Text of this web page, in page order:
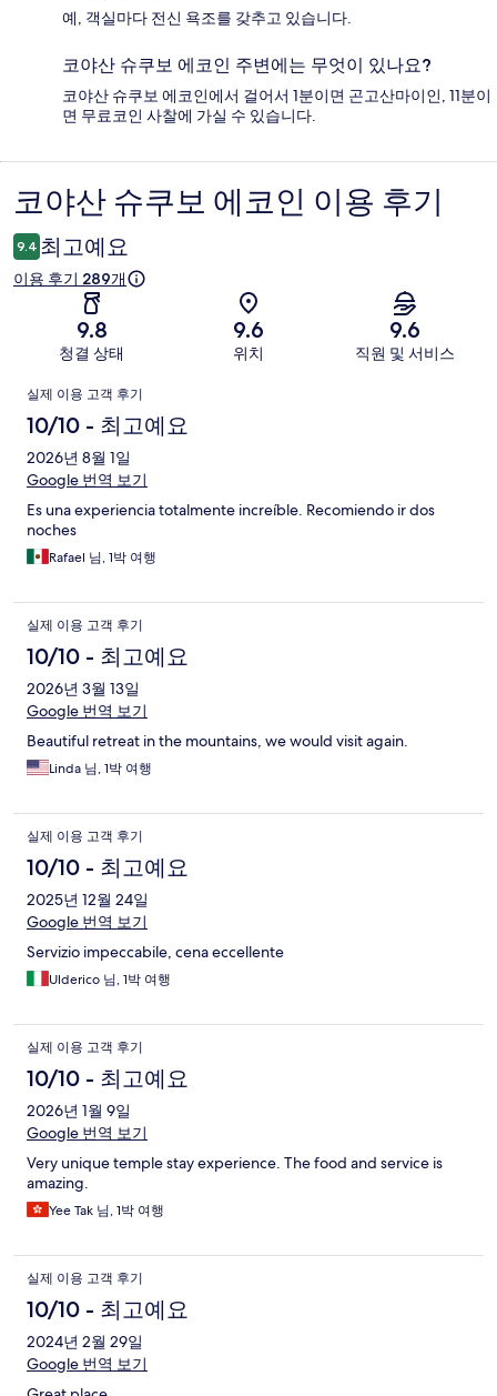
예, 객실마다 전신 욕조를 갖추고 있습니다.
코야산 슈쿠보 에코인 주변에는 무엇이 있나요?
코야산 슈쿠보 에코인에서 걸어서 1분이면 곤고산마이인, 11분이
면 무료코인 사찰에 가실 수 있습니다.
이
용
후
코야산 슈쿠보 에코인 이용 후기
9.4 최고예요
이용 후기 289개
9.8
청결 상태
9.6
위치
9.6
직원 및 서비스
이
용
후
기
실제 이용 고객 후기
10/10 - 최고예요
2026년 8월 1일
Google 번역 보기
Es una experiencia totalmente increíble. Recomiendo ir dos
noches
Rafael 님, 1박 여행
실제 이용 고객 후기
10/10 - 최고예요
2026년 3월 13일
Google 번역 보기
Beautiful retreat in the mountains, we would visit again.
Linda 님, 1박 여행
실제 이용 고객 후기
10/10 - 최고예요
2025년 12월 24일
Google 번역 보기
Servizio impeccabile, cena eccellente
Ulderico 님, 1박 여행
실제 이용 고객 후기
10/10 - 최고예요
2026년 1월 9일
Google 번역 보기
Very unique temple stay experience. The food and service is
amazing.
Yee Tak 님, 1박 여행
실제 이용 고객 후기
10/10 - 최고예요
2024년 2월 29일
Google 번역 보기